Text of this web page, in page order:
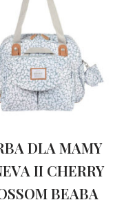
DLA MAMY
II CHERRY
BEABA